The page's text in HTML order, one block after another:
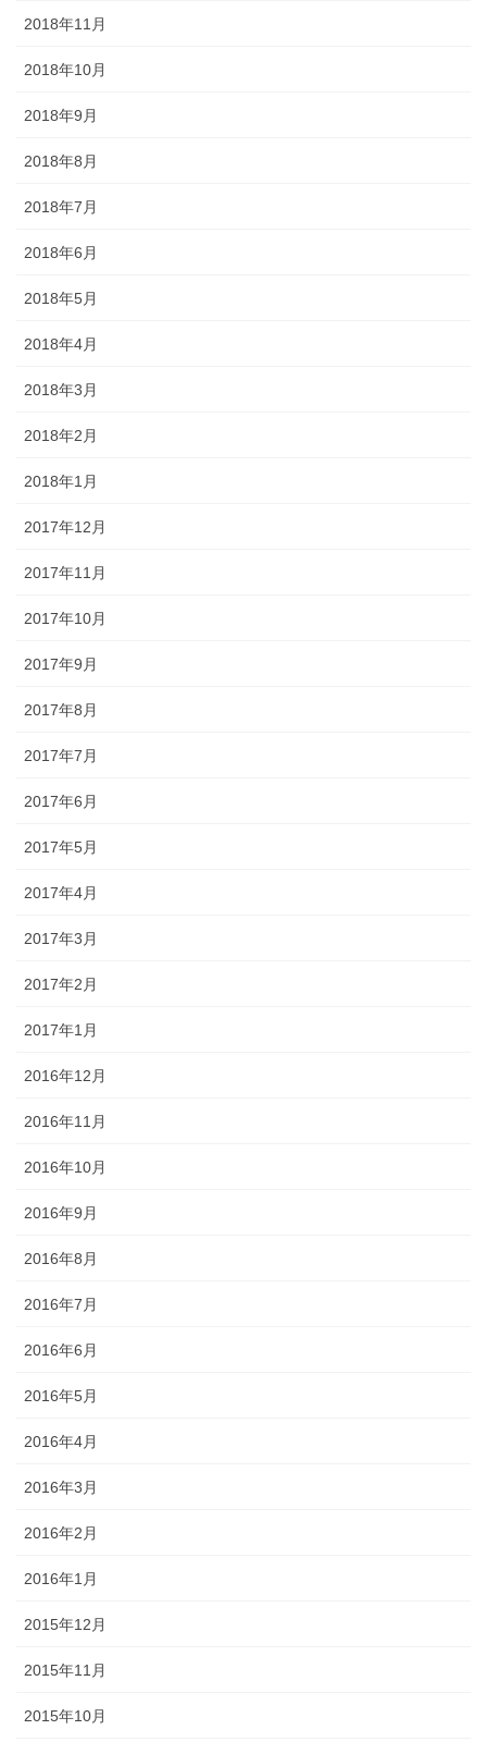
2018年11月
2018年10月
2018年9月
2018年8月
2018年7月
2018年6月
2018年5月
2018年4月
2018年3月
2018年2月
2018年1月
2017年12月
2017年11月
2017年10月
2017年9月
2017年8月
2017年7月
2017年6月
2017年5月
2017年4月
2017年3月
2017年2月
2017年1月
2016年12月
2016年11月
2016年10月
2016年9月
2016年8月
2016年7月
2016年6月
2016年5月
2016年4月
2016年3月
2016年2月
2016年1月
2015年12月
2015年11月
2015年10月